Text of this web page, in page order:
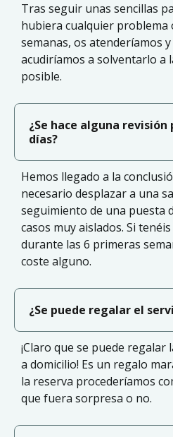
Tras seguir unas sencillas
hubiera cualquier problema
semanas, os atenderíamos
acudiríamos a solventarlo a
posible.
¿Se hace alguna revisión
días?
Hemos llegado a la
necesario desplazar a una
seguimiento de una puesta
casos muy aislados. Si
durante las 6 primeras
coste alguno.
¿Se puede regalar el
¡Claro que se puede
a domicilio! Es un regalo
la reserva procederíamos
que fuera sorpresa o no.